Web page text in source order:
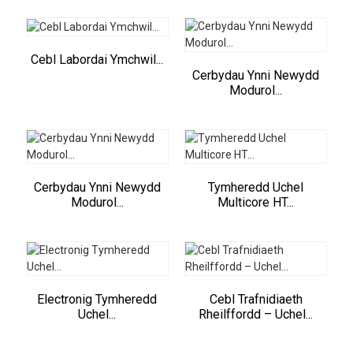
Cebl Labordai Ymchwil...
Cerbydau Ynni Newydd
Modurol...
Cerbydau Ynni Newydd
Modurol...
Tymheredd Uchel
Multicore HT...
Electronig Tymheredd
Uchel...
Cebl Trafnidiaeth
Rheilffordd – Uchel...